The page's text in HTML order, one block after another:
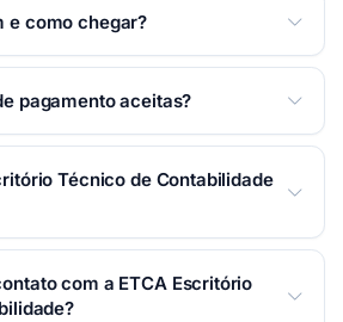
das 08:00 às 17:00; Terça a
e como chegar?
Marcondes de Mattos, 49
Maps naseção Localização
pagamento aceitas?
Técnico de Contabilidade
Escritório técnico de
com a ETCA Escritório